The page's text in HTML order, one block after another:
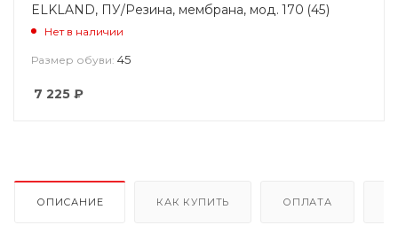
ELKLAND, ПУ/Резина, мембрана, мод. 170 (45)
Нет в наличии
Размер обуви: 45
7 225 ₽
ОПИСАНИЕ КАК КУПИТЬ ОПЛАТА